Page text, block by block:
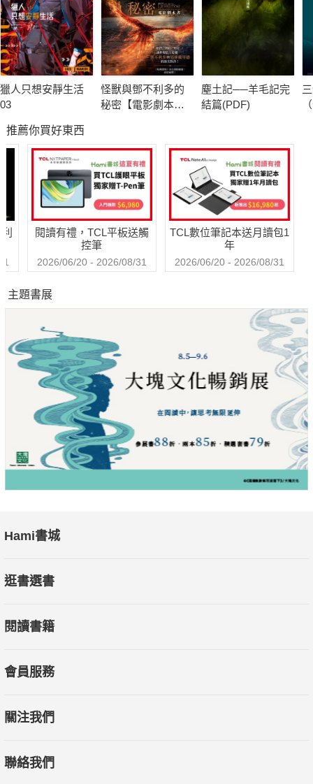
獵人只想安靜生活
03
怪獸與鄧不利多的
秘密【電影劇本
塵土記──羊毛記完
結篇(PDF)
推薦你買好東西
閱讀有禮，TCL平板送觸
控筆
2026/06/20 - 2026/08/31
TCL數位筆記本送月讀包1
年
2026/06/20 - 2026/08/31
主題書展
Hami書城
逛書選書
閱讀書籍
會員服務
關注我們
聯絡我們